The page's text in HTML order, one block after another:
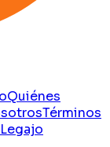
Quiénes
Términos
Legajo